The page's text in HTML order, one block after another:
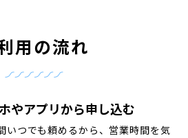
用の流れ
やアプリから申し込む
いつでも頼めるから、営業時間を気